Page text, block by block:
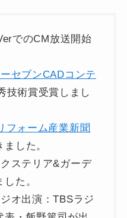
でのCM放送開始
セブンCADコンテ
術賞受賞しまし
フォーム産業新聞
ました。
ステリア&ガーデ
た。
オ出演：TBSラジ